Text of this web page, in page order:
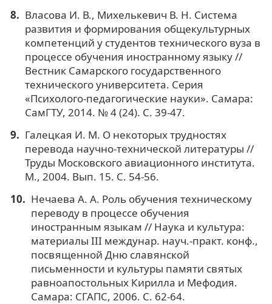
Власова И. В., Михелькевич В. Н. Система
развития и формирования общекультурных
компетенций у студентов технического вуза в
процессе обучения иностранному языку //
Вестник Самарского государственного
технического университета. Серия
«Психолого-педагогические науки». Самара:
СамГТУ, 2014. № 4 (24). С. 39-47.
Галецкая И. М. О некоторых трудностях
перевода научно-технической литературы //
Труды Московского авиационного института.
М., 2004. Вып. 15. С. 54-56.
Нечаева А. А. Роль обучения техническому
переводу в процессе обучения
иностранным языкам // Наука и культура:
материалы III междунар. науч.-практ. конф.,
посвященной Дню славянской
письменности и культуры памяти святых
равноапостольных Кирилла и Мефодия.
Самара: СГАПС, 2006. С. 62-64.